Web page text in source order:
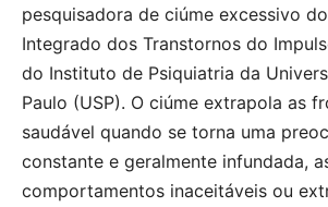
pesquisadora de ciúme excessivo
Integrado dos Transtornos do
do Instituto de Psiquiatria da
Paulo (USP). O ciúme extrapola as
saudável quando se torna uma
constante e geralmente infundada,
comportamentos inaceitáveis ou